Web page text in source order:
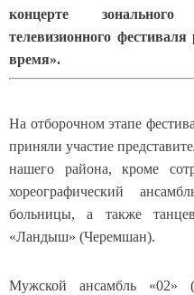
концерте зонального
телевизионного
время».
На отборочном этапе
приняли участие
нашего района, кроме
хореографический
больницы, а также
«Ландыш» (Черемшан).
Мужской ансамбль «02»